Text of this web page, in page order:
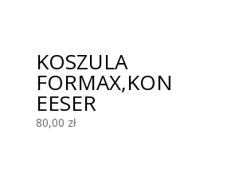
KOSZULA
FORMAX,KON
EESER
80,00 zł